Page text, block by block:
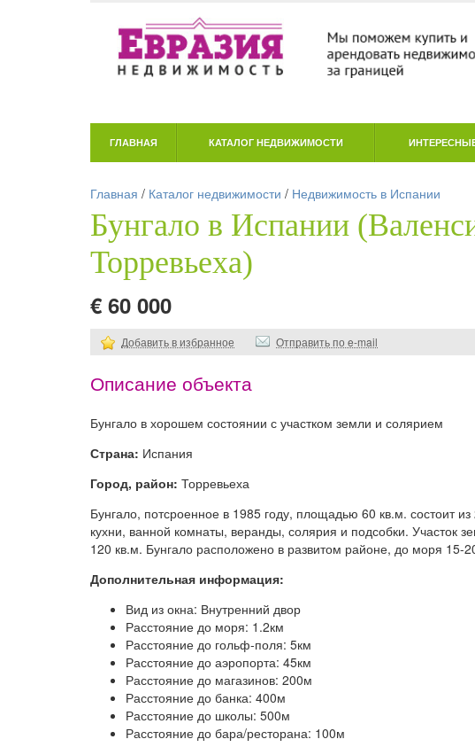
ГЛАВНАЯ КАТАЛОГ НЕДВИЖИМОСТИ
Главная / Каталог недвижимости / Недвижимость в Испании
Бунгало в Испании
Торревьеха)
€ 60 000
Добавить в избранное Отправить по e-mail
Описание объекта
Бунгало в хорошем состоянии с участком земли и солярием
Страна: Испания
Город, район: Торревьеха
Бунгало, потсроенное в 1985 году, площадью 60 кв.м. состоит
кухни, ванной комнаты, веранды, солярия и подсобки. Участок
120 кв.м. Бунгало расположено в развитом районе, до моря 15-
Дополнительная информация:
Вид из окна: Внутренний двор
Расстояние до моря: 1.2км
Расстояние до гольф-поля: 5км
Расстояние до аэропорта: 45км
Расстояние до магазинов: 200м
Расстояние до банка: 400м
Расстояние до школы: 500м
Расстояние до бара/ресторана: 100м